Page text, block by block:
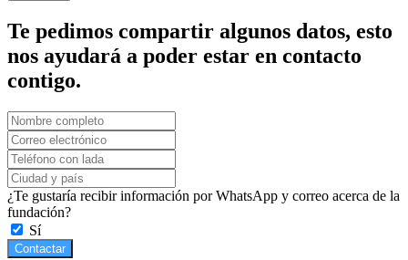
Te pedimos compartir algunos datos, esto
nos ayudará a poder estar en contacto
contigo.
¿Te gustaría recibir información por WhatsApp y correo acerca de la
fundación?
Sí
Contactar